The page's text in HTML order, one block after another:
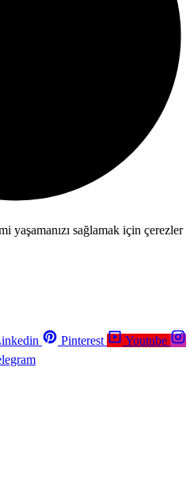
yaşamanızı sağlamak için çerezler
Pinterest
Youtube